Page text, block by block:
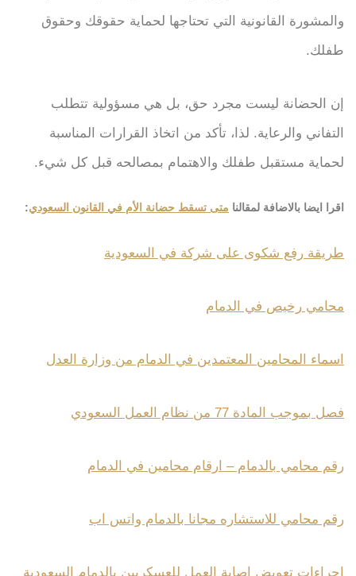
والمشورة القانونية التي تحتاجها لحماية حقوقك وحقوق
طفلك.
إن الحضانة ليست مجرد حق، بل هي مسؤولية تتطلب
التفاني والرعاية. لذا، تأكد من اتخاذ القرارات المناسبة
لحماية مستقبل طفلك والاهتمام بمصالحه قبل كل شيء.
اقرا ايضا بالاضافة لمقالنا متى تسقط حضانة الأم في القانون السعودي:
طريقة رفع شكوى على شركة في السعودية
محامي رخيص في الدمام
اسماء المحامين المعتمدين في الدمام من وزارة العدل
فصل بموجب المادة 77 من نظام العمل السعودي
رقم محامي بالدمام – ارقام محامين في الدمام
رقم محامي للاستشاره مجانا بالدمام واتس اب
اجراءات تعويض إصابة العمل للعسكريين بالدمام السعودية